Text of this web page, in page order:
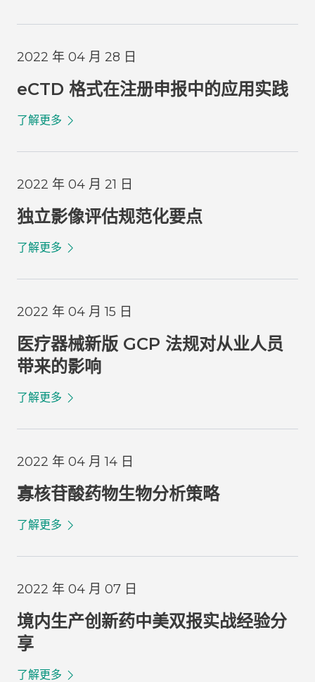
2022 年 04 月 28 日
eCTD 格式在注册申报中的应用实践
了解更多
2022 年 04 月 21 日
独立影像评估规范化要点
了解更多
2022 年 04 月 15 日
医疗器械新版 GCP 法规对从业人员
带来的影响
了解更多
2022 年 04 月 14 日
寡核苷酸药物生物分析策略
了解更多
2022 年 04 月 07 日
境内生产创新药中美双报实战经验分
享
了解更多